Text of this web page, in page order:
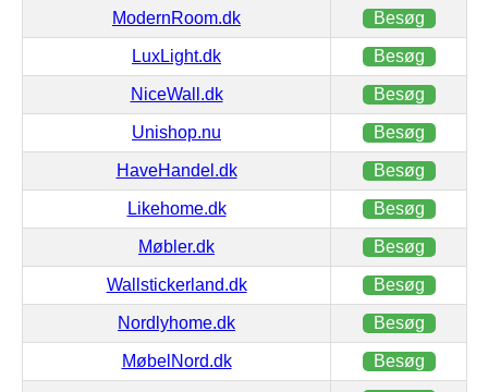
ModernRoom.dk Besøg
LuxLight.dk Besøg
NiceWall.dk Besøg
Unishop.nu Besøg
HaveHandel.dk Besøg
Likehome.dk Besøg
Møbler.dk Besøg
Wallstickerland.dk Besøg
Nordlyhome.dk Besøg
MøbelNord.dk Besøg